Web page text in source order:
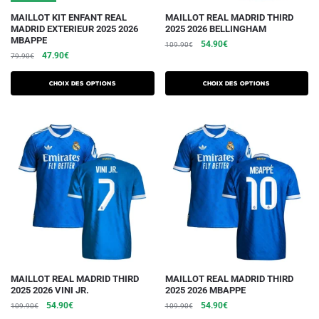
MAILLOT KIT ENFANT REAL
MADRID EXTERIEUR 2025 2026
MBAPPE
79.90€
Le
initial
était :
47.90€Le
actuel
est :
Choix des options
Ce
produit
a
variations.
peuvent
être
choisies
page
MAILLOT REAL MADRID THIRD
2025 2026 BELLINGHAM
109.90€
Le
initial
était :
109.90€.
54.90€Le
actuel
est :
54.90€.
Choix des options
Ce
produit
a
variations.
peuvent
être
choisies
page
MAILLOT REAL MADRID THIRD
2025 2026 VINI JR.
109.90€
Le
54.90€Le
Ce
produit
a
MAILLOT REAL MADRID THIRD
2025 2026 MBAPPE
109.90€
Le
54.90€Le
Ce
produit
a